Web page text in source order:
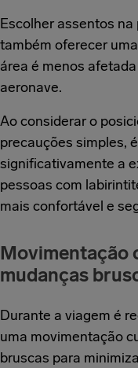
Escolher assentos
também oferecer
área é menos
aeronave.
Ao considerar o
precauções simples,
significativamente a
pessoas com
mais confortável e
Movimentação
mudanças
Durante a viagem é
uma movimentação
bruscas para